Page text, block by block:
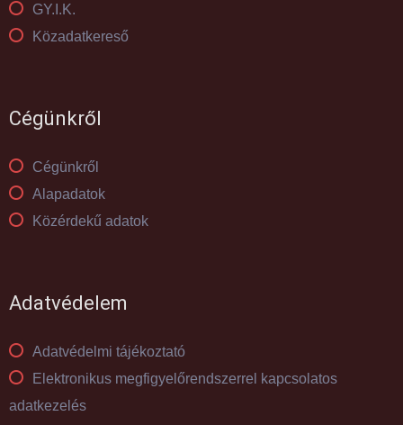
GY.I.K.
Közadatkereső
Cégünkről
Cégünkről
Alapadatok
Közérdekű adatok
Adatvédelem
Adatvédelmi tájékoztató
Elektronikus megfigyelőrendszerrel kapcsolatos
adatkezelés